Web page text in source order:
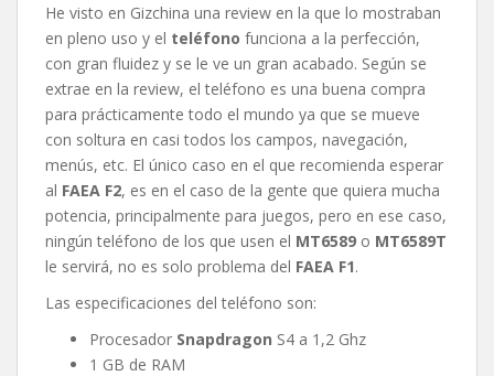
He visto en Gizchina una review en la que lo mostraban
en pleno uso y el teléfono funciona a la perfección,
con gran fluidez y se le ve un gran acabado. Según se
extrae en la review, el teléfono es una buena compra
para prácticamente todo el mundo ya que se mueve
con soltura en casi todos los campos, navegación,
menús, etc. El único caso en el que recomienda esperar
al FAEA F2, es en el caso de la gente que quiera mucha
potencia, principalmente para juegos, pero en ese caso,
ningún teléfono de los que usen el MT6589 o MT6589T
le servirá, no es solo problema del FAEA F1.
Las especificaciones del teléfono son:
Procesador Snapdragon S4 a 1,2 Ghz
1 GB de RAM